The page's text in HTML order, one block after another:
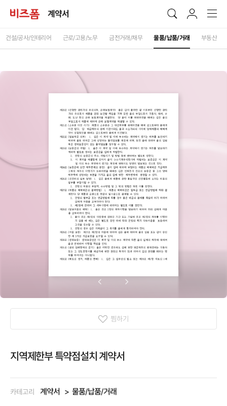
계약서
건설/공사/인테리어 근로/고용/노무 금전거래/채무 물품/납품/거래 부동산
찜하기
지역제한부 특약점설치 계약서
카테고리 계약서 물품/납품/거래